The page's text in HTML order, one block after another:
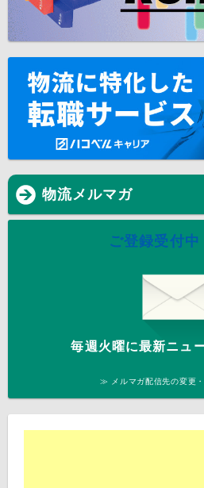
物流メルマガ
ご登録受付
毎週火曜に最新ニュ
≫ メルマガ配信先の変更